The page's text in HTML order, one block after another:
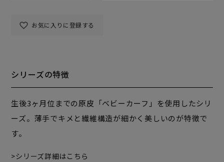
お気に入りに登録する
シリーズの特徴
生後3ヶ月位までの原皮「ベビーカーフ」を使用したシリ
ーズ。薄手でキメと繊維構造が細かく美しいのが特徴で
す。
シリーズ詳細はこちら